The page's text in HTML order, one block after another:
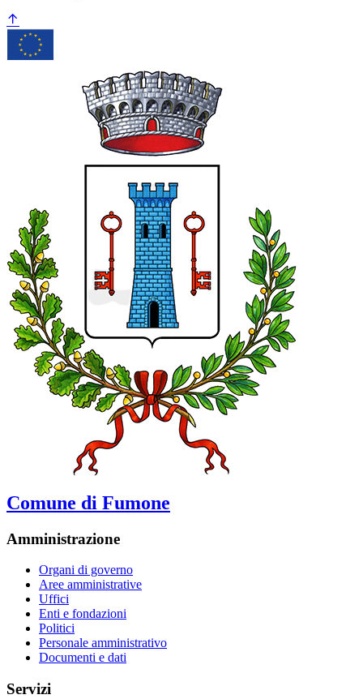
Comune di Fumone
Amministrazione
Organi di governo
Aree amministrative
Uffici
Enti e fondazioni
Politici
Personale amministrativo
Documenti e dati
Servizi